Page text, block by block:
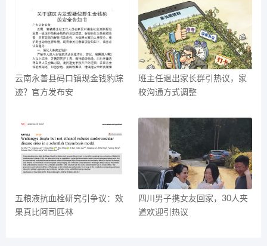
云南永善县码口镇现金钱豹踪
迹？官方发布安
班主任退出家长群引热议，家
校沟通方式调整
五粮液抗血栓研究引争议：效
果真比阿司匹林
四川男子携女友回家，30人夹
道欢迎引热议